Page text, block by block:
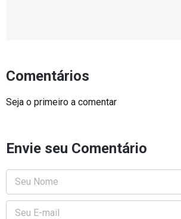
Comentários
Seja o primeiro a comentar
Envie seu Comentário